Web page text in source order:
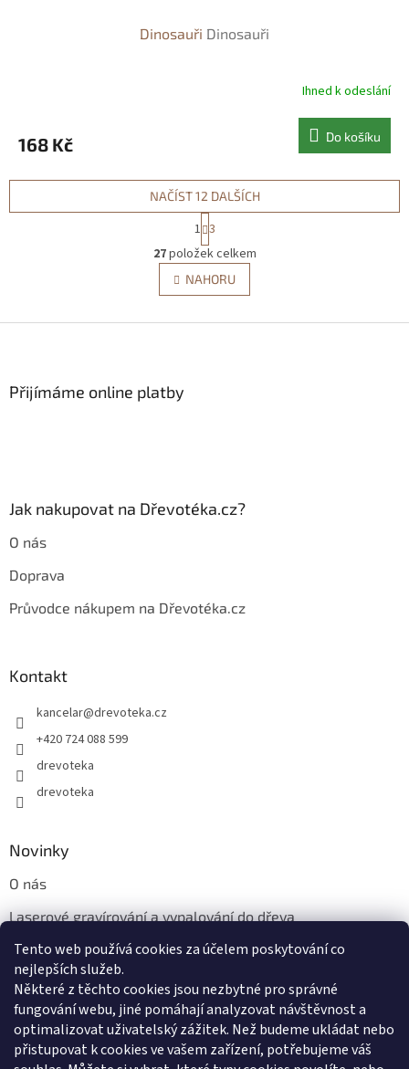
Tento web používá cookies za účelem poskytování co
nejlepších služeb.
Některé z těchto cookies jsou nezbytné pro správné
fungování webu, jiné pomáhají analyzovat návštěvnost a
optimalizovat uživatelský zážitek. Než budeme ukládat nebo
přistupovat k cookies ve vašem zařízení, potřebujeme váš
Dinosauři Dinosauři
Ihned k odeslání
168 Kč Do košíku
O
v
l
á
p
NAČÍST 12 DALŠÍCH
S
t
r
á
n
k
v
1 3
27položek celkem
NAHORU
Přijímáme online platby
Jak nakupovat na Dřevotéka.cz?
O nás
Doprava
Průvodce nákupem na Dřevotéka.cz
Kontakt
kancelar@drevoteka.cz
+420 724 088 599
drevoteka
drevoteka
Novinky
O nás
Laserové gravírování a vypalování do dřeva
Proč jíst z přírodních dřevěných talířů: Ekologická a Stylová
Volba